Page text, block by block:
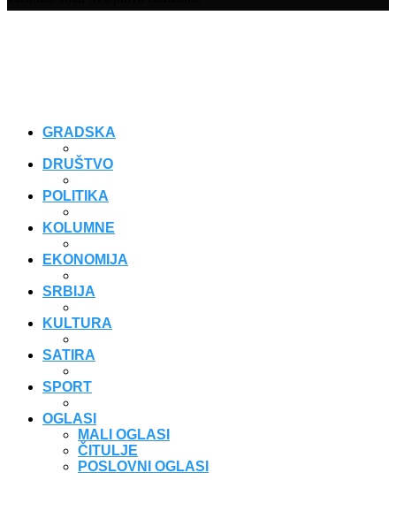
GRADSKA
DRUŠTVO
POLITIKA
KOLUMNE
EKONOMIJA
SRBIJA
KULTURA
SATIRA
SPORT
OGLASI
MALI OGLASI
ČITULJE
POSLOVNI OGLASI